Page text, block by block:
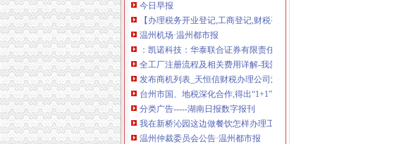
【办理税务开业登记,工商登记,财税咨询,代理记账】价格_厂家_
温州机场·温州都市报
：凯诺科技：华泰联合证券有限责任公司关于凯诺科技股份有
全工厂注册流程及相关费用详解-我爱铺网
发布商机列表_天恒信财税办理公司注册,代理记账【今日推荐网-分类
台州市国、地税深化合作,得出“1+1”三种答案_宁波频道_凤凰网
分类广告-----湖南日报数字报刊
我在新桥沁园这边做餐饮怎样办理工商执照_百度知道
温州仲裁委员会公告·温州都市报
分类广告_新浪新闻